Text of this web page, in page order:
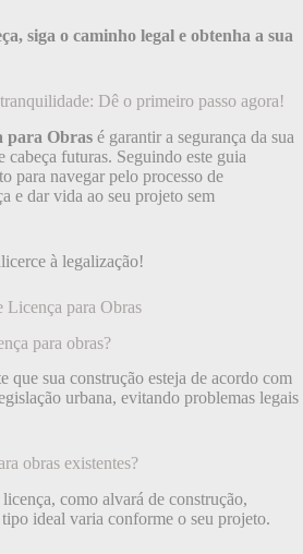
siga o caminho legal e obtenha a sua
Dê o primeiro passo agora!
para Obras é garantir a segurança da sua
cabeça futuras. Seguindo este guia
para navegar pelo processo de
e dar vida ao seu projeto sem
à legalização!
Licença para Obras
para obras?
que sua construção esteja de acordo com
urbana, evitando problemas legais
obras existentes?
como alvará de construção,
ideal varia conforme o seu projeto.